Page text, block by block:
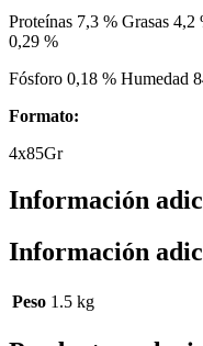
Proteínas 7,3 % Grasas
0,29 %
Fósforo 0,18 % Humedad
Formato:
4x85Gr
Información
Información
Peso 1.5 kg